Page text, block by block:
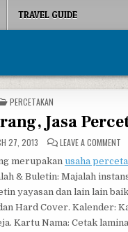
TRAVEL GUIDE
POSTED IN
PERCETAKAN
Jasa
27, 2013 LEAVE A COMMENT
merupakan usaha
& Buletin: Majalah
yayasan dan lain lain
Hard Cover. Kalender:
Kartu Nama: Cetak